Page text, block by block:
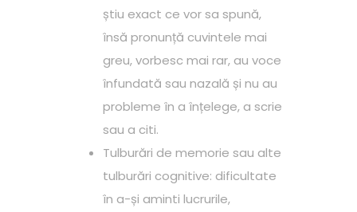
știu exact ce vor sa spună,
însă pronunță cuvintele mai
greu, vorbesc mai rar, au voce
înfundată sau nazală și nu au
probleme în a înțelege, a scrie
sau a citi.
Tulburări de memorie sau alte
tulburări cognitive: dificultate
în a-și aminti lucrurile,